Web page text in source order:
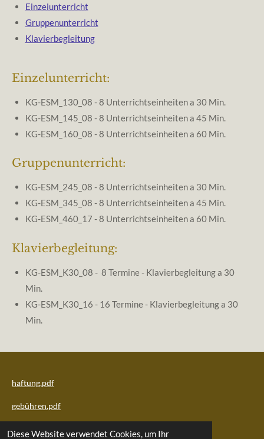
Diese Website verwendet Cookies, um Ihr
Einzeiunterricht
Gruppenunterricht
Klavierbegleitung
Einzelunterricht:
KG-ESM_130_08 - 8 Unterrichtseinheiten a 30 Min.
KG-ESM_145_08 - 8 Unterrichtseinheiten a 45 Min.
KG-ESM_160_08 - 8 Unterrichtseinheiten a 60 Min.
Gruppenunterricht:
KG-ESM_245_08 - 8 Unterrichtseinheiten a 30 Min.
KG-ESM_345_08 - 8 Unterrichtseinheiten a 45 Min.
KG-ESM_460_17 - 8 Unterrichtseinheiten a 60 Min.
Klavierbegleitung:
KG-ESM_K30_08 - 8 Termine - Klavierbegleitung a 30
Min.
KG-ESM_K30_16 - 16 Termine - Klavierbegleitung a 30
Min.
haftung.pdf
gebühren.pdf
Impressum